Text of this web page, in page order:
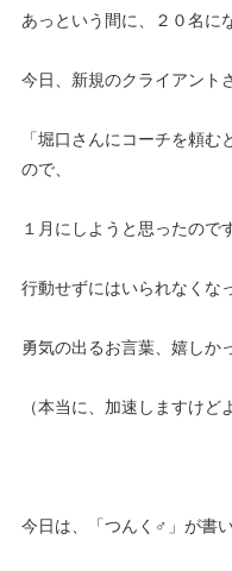
あっという間に、２０名に
今日、新規のクライアント
「堀口さんにコーチを頼
ので、
１月にしようと思ったの
行動せずにはいられなくな
勇気の出るお言葉、嬉しか
（本当に、加速しますけど
今日は、「つんく♂」が書